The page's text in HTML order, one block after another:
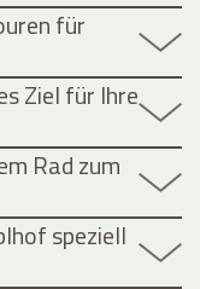
für
Ziel für Ihre
Rad zum
speziell